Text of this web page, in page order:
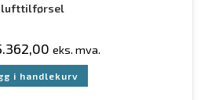
lufttilførsel
eks. mva.
i handlekurv